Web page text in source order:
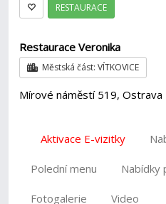
RESTAURACE
Restaurace Veronika
Městská část: VÍTKOVICE
Mírové náměstí 519, Ostrava
Aktivace E-vizitky
Polední menu Nabídky
Fotogalerie Video